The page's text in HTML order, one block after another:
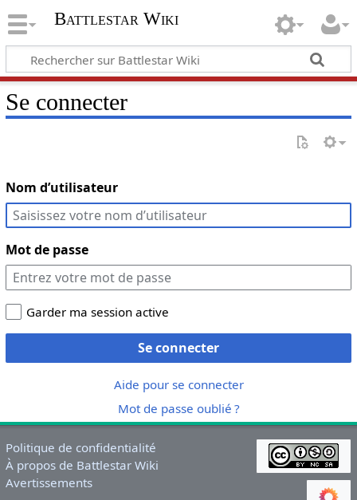
Battlestar Wiki
Se connecter
Nom d’utilisateur
Mot de passe
Garder ma session active
Se connecter
Aide pour se connecter
Mot de passe oublié ?
Politique de confidentialité
À propos de Battlestar Wiki
Avertissements